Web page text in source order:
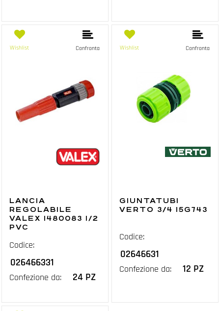
Wishlist Confronta
LANCIA
REGOLABILE
VALEX 1480083 1/2
PVC
Codice:
026466331
Confezione da: 24 PZ
Wishlist Confronta
GIUNTATUBI
VERTO 3/4 15G743
Codice:
02646631
Confezione da: 12 PZ